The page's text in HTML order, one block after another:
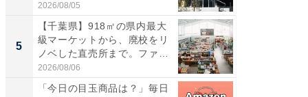
2026/08/05
5
【千葉県】918㎡の県内最大
級マーケットから、廃校をリ
ノベした直売所まで。ファ
ー...
2026/08/06
「今日の目玉商品は？」毎日